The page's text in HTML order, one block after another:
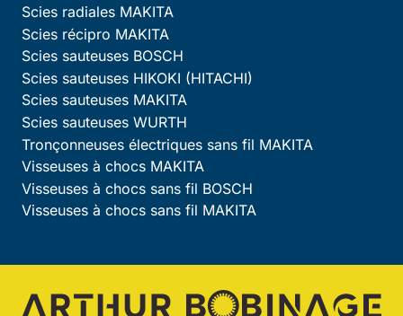
Scies radiales MAKITA
Scies récipro MAKITA
Scies sauteuses BOSCH
Scies sauteuses HIKOKI (HITACHI)
Scies sauteuses MAKITA
Scies sauteuses WURTH
Tronçonneuses électriques sans fil MAKITA
Visseuses à chocs MAKITA
Visseuses à chocs sans fil BOSCH
Visseuses à chocs sans fil MAKITA